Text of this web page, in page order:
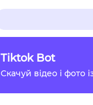
Tiktok Bot
Скачуй відео і